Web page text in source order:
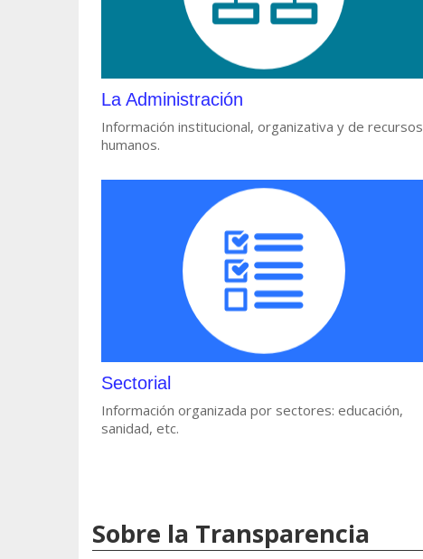
La Administración
Información institucional, organizativa y de recursos
humanos.
Sectorial
Información organizada por sectores: educación,
sanidad, etc.
Sobre la Transparencia